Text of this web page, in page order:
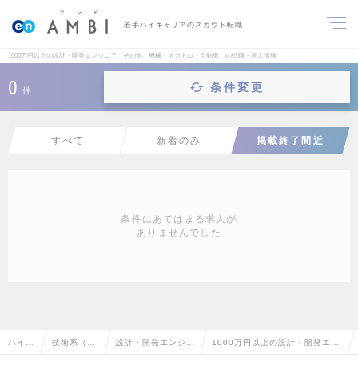
若手ハイキャリアのスカウト転職
1000万円以上の設計・開発エンジニア（その他、機械・メカトロ・自動車）の転職・求人情報
0 件 条件変更
すべて 新着のみ 掲載終了間近
条件にあてはまる求人が
ありませんでした
ハイク 技術系（機 設計・開発エンジニ 1000万円以上の設計・開発エン